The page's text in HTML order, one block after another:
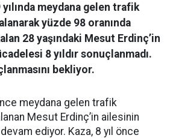
yılında meydana gelen trafik
yüzde 98 oranında
28 yaşındaki Mesut Erdinç’in
8 yıldır sonuçlanmadı.
bekliyor.
meydana gelen trafik
Mesut Erdinç’in ailesinin
ediyor. Kaza, 8 yıl önce